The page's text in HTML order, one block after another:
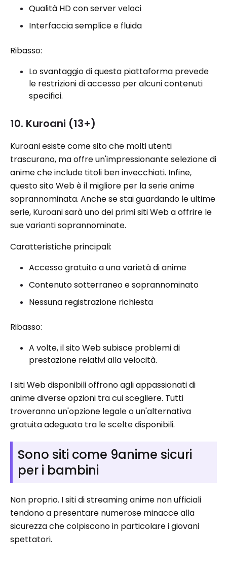
Qualità HD con server veloci
Interfaccia semplice e fluida
Ribasso:
Lo svantaggio di questa piattaforma prevede
le restrizioni di accesso per alcuni contenuti
specifici.
10. Kuroani (13+)
Kuroani esiste come sito che molti utenti
trascurano, ma offre un'impressionante selezione di
anime che include titoli ben invecchiati. Infine,
questo sito Web è il migliore per la serie anime
soprannominata. Anche se stai guardando le ultime
serie, Kuroani sarà uno dei primi siti Web a offrire le
sue varianti soprannominate.
Caratteristiche principali:
Accesso gratuito a una varietà di anime
Contenuto sotterraneo e soprannominato
Nessuna registrazione richiesta
Ribasso:
A volte, il sito Web subisce problemi di
prestazione relativi alla velocità.
I siti Web disponibili offrono agli appassionati di
anime diverse opzioni tra cui scegliere. Tutti
troveranno un'opzione legale o un'alternativa
gratuita adeguata tra le scelte disponibili.
Sono siti come 9anime sicuri
per i bambini
Non proprio. I siti di streaming anime non ufficiali
tendono a presentare numerose minacce alla
sicurezza che colpiscono in particolare i giovani
spettatori.